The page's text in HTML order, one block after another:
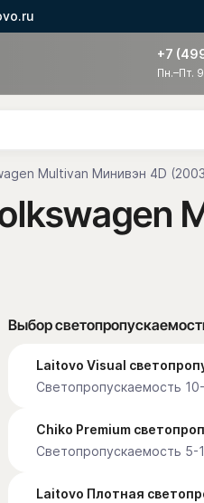
+7
Пн.–Пт.
Multivan Минивэн 4D
Выбор
Laitovo Visual
Светопропускаемость
Chiko Premium
Светопропускаемость 5-
Laitovo Плотная